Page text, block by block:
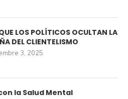
LOS POLÍTICOS OCULTAN LA
DEL CLIENTELISMO
3, 2025
la Salud Mental